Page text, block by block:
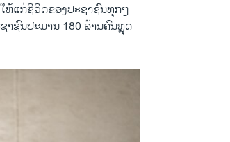
ຫ້​ແກ່ຊີວິດຂອງ​ປະຊາຊົນ​ທຸກໆ​
າຊົນປະມານ 180 ລ້ານ​ຄົນຫຼຸດ​